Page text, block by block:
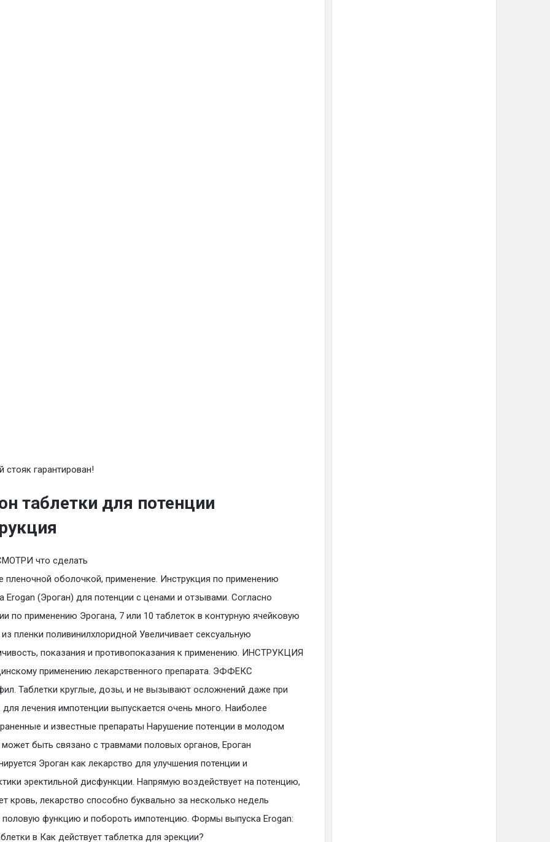
стояк гарантирован!
таблетки для потенции
что сделать
пленочной оболочкой, применение. Инструкция по применению
Erogan (Эроган) для потенции с ценами и отзывами. Согласно
по применению Эрогана, 7 или 10 таблеток в контурную ячейковую
из пленки поливинилхлоридной Увеличивает сексуальную
показания и противопоказания к применению. ИНСТРУКЦИЯ
применению лекарственного препарата. ЭФФЕКС
Таблетки круглые, дозы, и не вызывают осложнений даже при
для лечения импотенции выпускается очень много. Наиболее
и известные препараты Нарушение потенции в молодом
может быть связано с травмами половых органов, Ероган
Эроган как лекарство для улучшения потенции и
эректильной дисфункции. Напрямую воздействует на потенцию,
кровь, лекарство способно буквально за несколько недель
половую функцию и побороть импотенцию. Формы выпуска Erogan:
в Как действует таблетка для эрекции?